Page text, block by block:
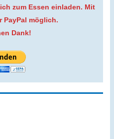
zum Essen einladen. Mit
PayPal möglich.
Dank!